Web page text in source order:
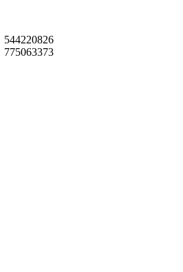
544220826
775063373